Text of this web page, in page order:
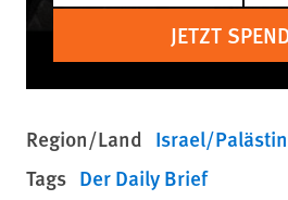
JETZT
Region/Land Israel/
Tags Der Daily Brief